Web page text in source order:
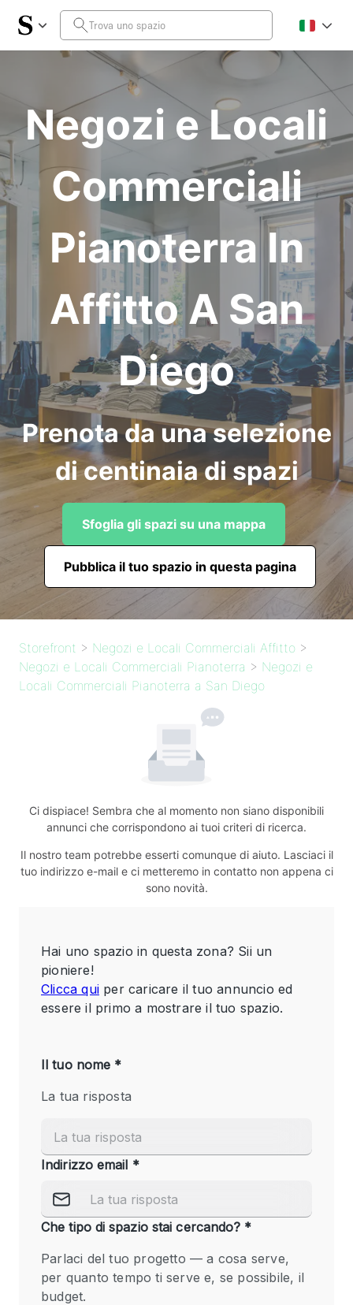
Negozi e Locali
Commerciali
Pianoterra In
Affitto A San
Diego
Prenota da una selezione
di centinaia di spazi
Sfoglia gli spazi su una mappa
Pubblica il tuo spazio in questa pagina
Storefront > Negozi e Locali Commerciali Affitto >
Negozi e Locali Commerciali Pianoterra > Negozi e
Locali Commerciali Pianoterra a San Diego
Ci dispiace! Sembra che al momento non siano disponibili
annunci che corrispondono ai tuoi criteri di ricerca.
Il nostro team potrebbe esserti comunque di aiuto. Lasciaci il
tuo indirizzo e-mail e ci metteremo in contatto non appena ci
sono novità.